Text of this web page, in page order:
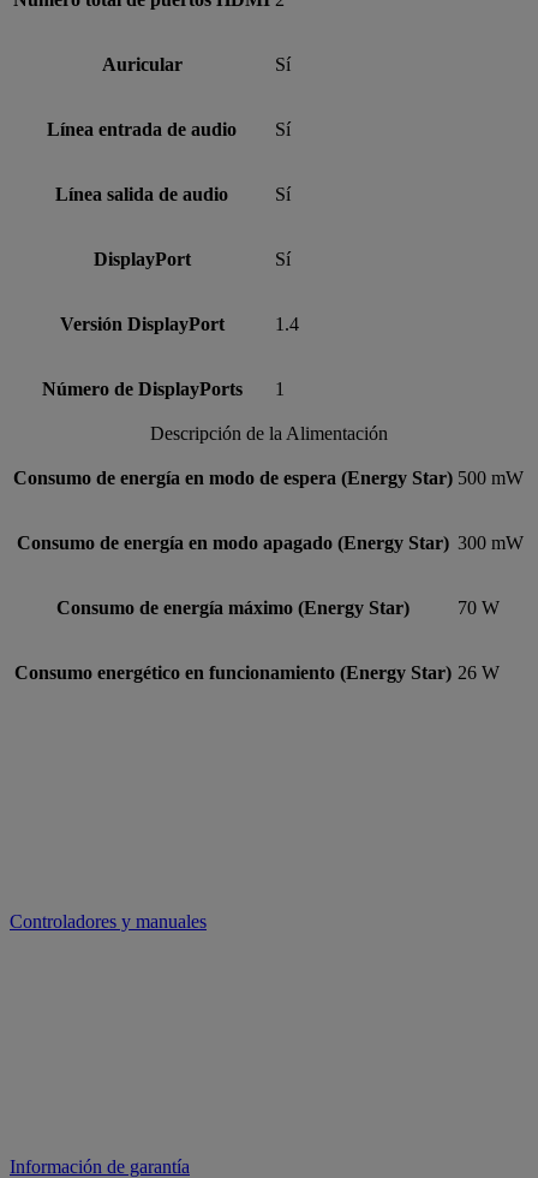
Auricular Sí
Línea entrada de audio Sí
Línea salida de audio Sí
DisplayPort Sí
Versión DisplayPort 1.4
Número de DisplayPorts 1
Descripción de la Alimentación
Consumo de energía en modo de espera (Energy Star) 500 mW
Consumo de energía en modo apagado (Energy Star) 300 mW
Consumo de energía máximo (Energy Star) 70 W
Consumo energético en funcionamiento (Energy Star) 26 W
Controladores y manuales
Información de garantía